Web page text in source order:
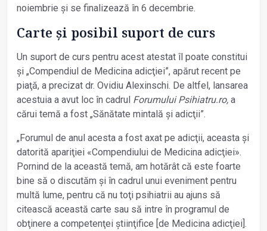
noiembrie și se finalizează în 6 decembrie.
Carte și posibil suport de curs
Un suport de curs pentru acest atestat îl poate constitui
și „Compendiul de Medicina adicţiei”, apărut recent pe
piaţă, a precizat dr. Ovidiu Alexinschi. De altfel, lansarea
acestuia a avut loc în cadrul Forumului Psihiatru.ro, a
cărui temă a fost „Sănătate mintală și adicţii”.
„Forumul de anul acesta a fost axat pe adicţii, aceasta și
datorită apariţiei «Compendiului de Medicina adicţiei».
Pornind de la această temă, am hotărât că este foarte
bine să o discutăm și în cadrul unui eveniment pentru
multă lume, pentru că nu toţi psihiatrii au ajuns să
citească această carte sau să intre în programul de
obţinere a competenţei știinţifice [de Medicina adicţiei].